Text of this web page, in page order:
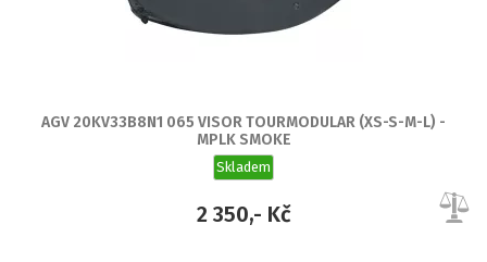
AGV 20KV33B8N1 065 VISOR TOURMODULAR (XS-S-M-L) -
MPLK SMOKE
Skladem
2 350,- Kč